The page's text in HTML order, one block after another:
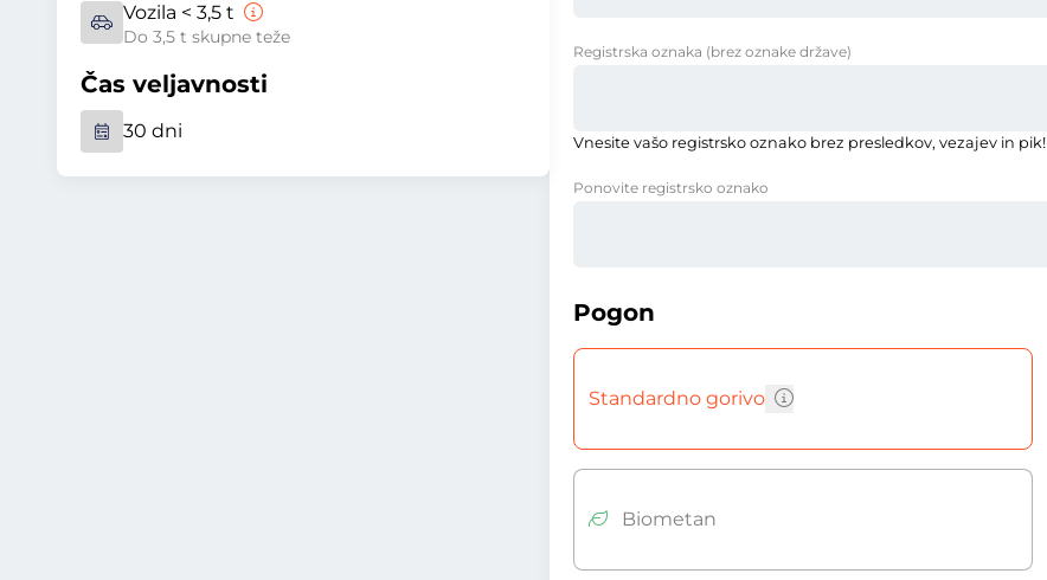
Vozila < 3,5 t
Do 3,5 t skupne teže
Čas veljavnosti
30 dni
Registrska oznaka (brez oznake države)
Vnesite vašo registrsko oznako brez presledkov, vezajev in pik!
Ponovite registrsko oznako
Pogon
Standardno gorivo
Biometan